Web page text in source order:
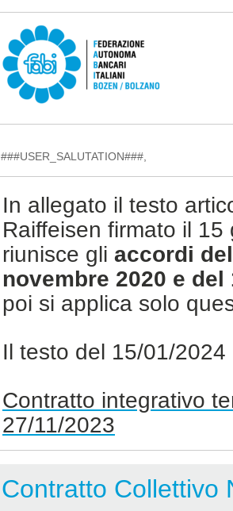
###USER_SALUTATION###,
In allegato il testo
Raiffeisen firmato il
riunisce gli accordi
novembre 2020 e
poi si applica solo
Il testo del 15/01/
Contratto integrativo
27/11/2023
Contratto Collettivo